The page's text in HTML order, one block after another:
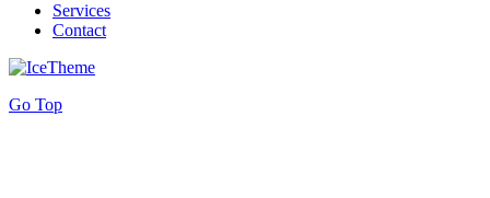
Services
Contact
Go Top